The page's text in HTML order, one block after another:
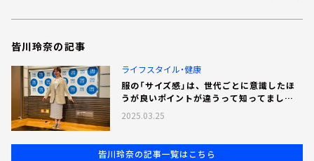
皆川玲奈の記事
ライフスタイル・健康
服の「サイズ感」は、 世代ごとに意識したほ
うが良いポイントが違うって知ってまし
た！？
2025.03.25
皆川玲奈の記事一覧はこちら